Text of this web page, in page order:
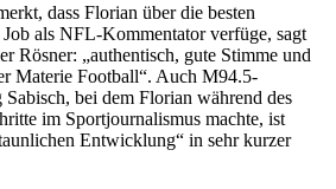
dass Florian über die besten
als NFL-Kommentator verfüge, sagt
Rösner: „authentisch, gute Stimme und
Materie Football“. Auch M94.5-
bei dem Florian während des
im Sportjournalismus machte, ist
Entwicklung“ in sehr kurzer